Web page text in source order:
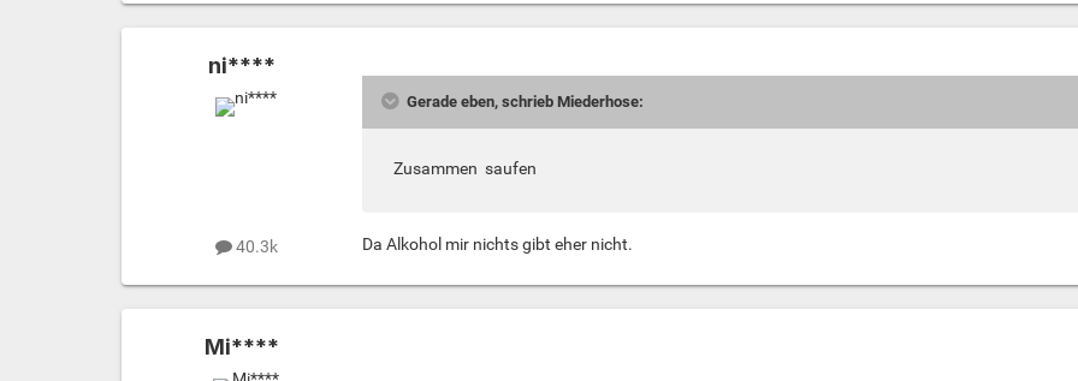
ni****
40.3k
Gerade eben, schrieb Miederhose:
Zusammen saufen
Da Alkohol mir nichts gibt eher nicht.
Mi****